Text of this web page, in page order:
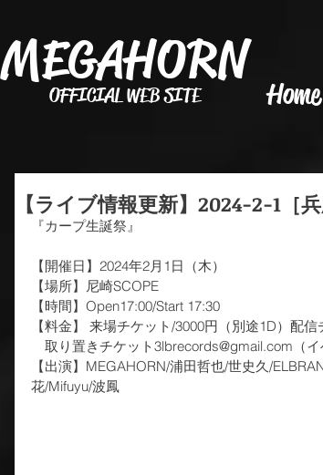
MEGAHORN
OFFICIAL WEB SITE Home
【ライブ情報更新】2024-2-1［兵
『カープ生誕祭』
【開催日】2024年2月1日（木）
【場所】尼崎SCOPE
【時間】Open17:00/Start 17:30
【料金】 来場チケット/3000円（別途1D）配
取り置きチケット3lbrecords@gmail.com（イ
【出演】MEGAHORN/浦田哲也/世史久/
花/Mifuyu/波鳳